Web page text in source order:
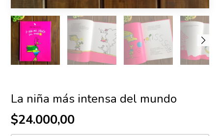
La niña más intensa del mundo
$24.000,00